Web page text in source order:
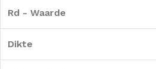
Rd - Waarde
Dikte